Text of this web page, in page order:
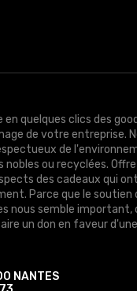
quelques clics des
de votre entreprise.
de
ou recyclées.
des cadeaux qui
Parce que le soutien
nous semble important,
un don en faveur
NANTES